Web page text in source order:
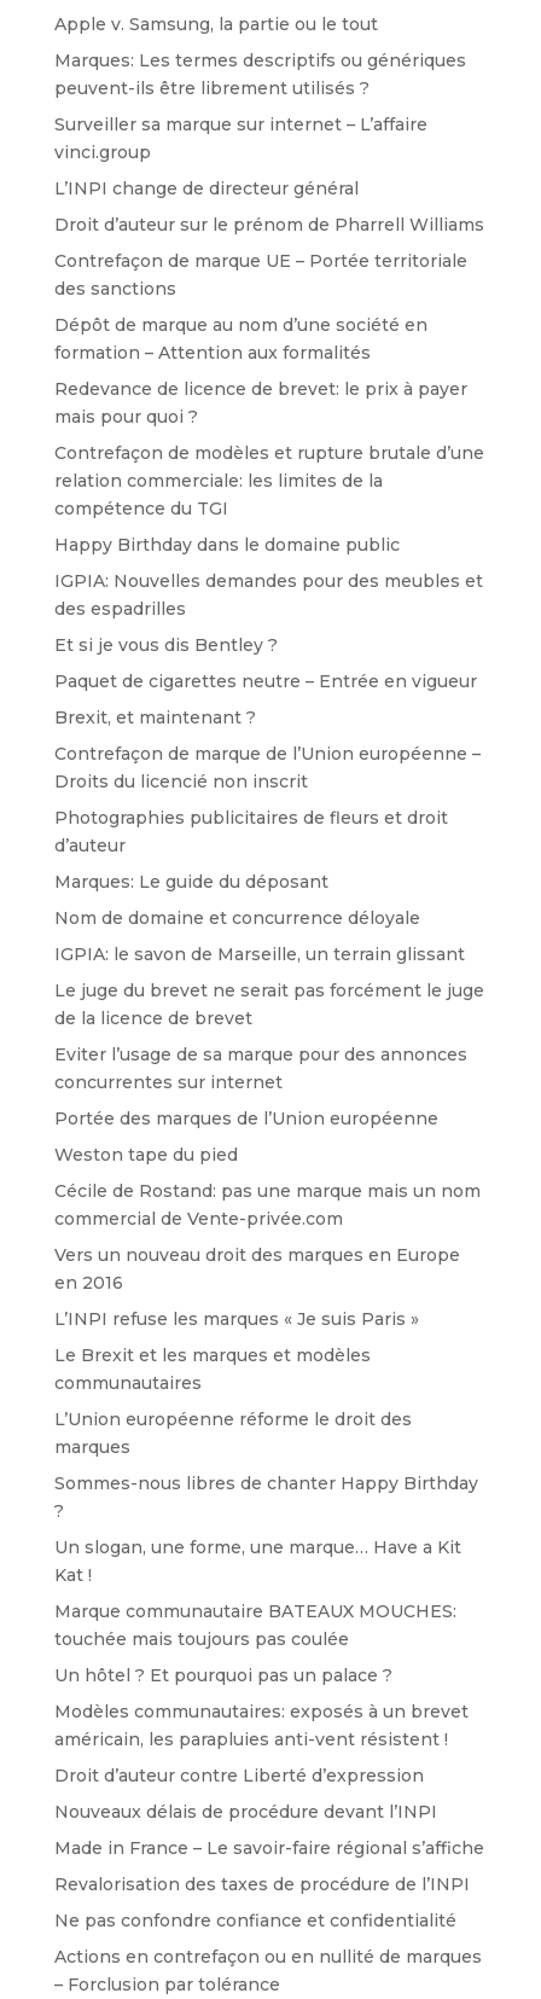
Apple v. Samsung, la partie ou le tout
Marques: Les termes descriptifs ou génériques
peuvent-ils être librement utilisés ?
Surveiller sa marque sur internet – L’affaire
vinci.group
L’INPI change de directeur général
Droit d’auteur sur le prénom de Pharrell Williams
Contrefaçon de marque UE – Portée territoriale
des sanctions
Dépôt de marque au nom d’une société en
formation – Attention aux formalités
Redevance de licence de brevet: le prix à payer
mais pour quoi ?
Contrefaçon de modèles et rupture brutale d’une
relation commerciale: les limites de la
compétence du TGI
Happy Birthday dans le domaine public
IGPIA: Nouvelles demandes pour des meubles et
des espadrilles
Et si je vous dis Bentley ?
Paquet de cigarettes neutre – Entrée en vigueur
Brexit, et maintenant ?
Contrefaçon de marque de l’Union européenne –
Droits du licencié non inscrit
Photographies publicitaires de fleurs et droit
d’auteur
Marques: Le guide du déposant
Nom de domaine et concurrence déloyale
IGPIA: le savon de Marseille, un terrain glissant
Le juge du brevet ne serait pas forcément le juge
de la licence de brevet
Eviter l’usage de sa marque pour des annonces
concurrentes sur internet
Portée des marques de l’Union européenne
Weston tape du pied
Cécile de Rostand: pas une marque mais un nom
commercial de Vente-privée.com
Vers un nouveau droit des marques en Europe
en 2016
L’INPI refuse les marques « Je suis Paris »
Le Brexit et les marques et modèles
communautaires
L’Union européenne réforme le droit des
marques
Sommes-nous libres de chanter Happy Birthday
?
Un slogan, une forme, une marque… Have a Kit
Kat !
Marque communautaire BATEAUX MOUCHES:
touchée mais toujours pas coulée
Un hôtel ? Et pourquoi pas un palace ?
Modèles communautaires: exposés à un brevet
américain, les parapluies anti-vent résistent !
Droit d’auteur contre Liberté d’expression
Nouveaux délais de procédure devant l’INPI
Made in France – Le savoir-faire régional s’affiche
Revalorisation des taxes de procédure de l’INPI
Ne pas confondre confiance et confidentialité
Actions en contrefaçon ou en nullité de marques
– Forclusion par tolérance